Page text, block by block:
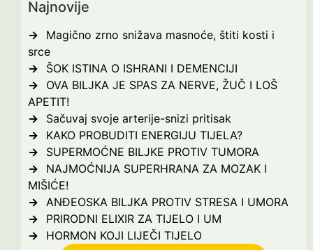
Najnovije
Magično zrno snižava masnoće, štiti kosti i
srce
ŠOK ISTINA O ISHRANI I DEMENCIJI
OVA BILJKA JE SPAS ZA NERVE, ŽUČ I LOŠ
APETIT!
Sačuvaj svoje arterije-snizi pritisak
KAKO PROBUDITI ENERGIJU TIJELA?
SUPERMOĆNE BILJKE PROTIV TUMORA
NAJMOĆNIJA SUPERHRANA ZA MOZAK I
MIŠIĆE!
ANĐEOSKA BILJKA PROTIV STRESA I UMORA
PRIRODNI ELIXIR ZA TIJELO I UM
HORMON KOJI LIJEČI TIJELO